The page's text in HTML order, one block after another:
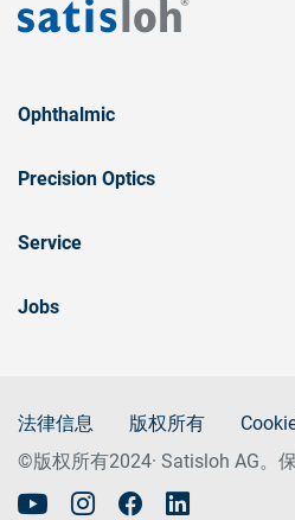
Ophthalmic
Precision Optics
Service
Jobs
法律信息 版权所有
©版权所有2024· Satisloh AG。